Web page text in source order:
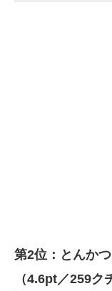
第2位：とんか
（4.6pt／259ク